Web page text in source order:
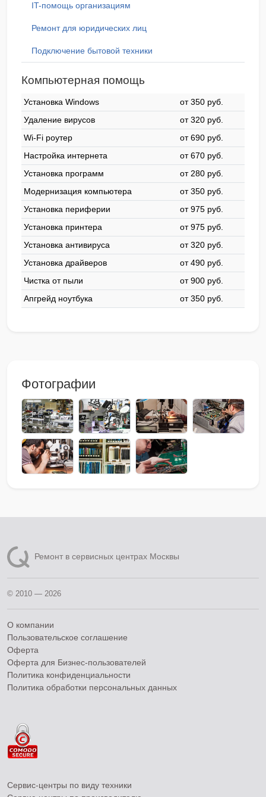
IT-помощь организациям
Ремонт для юридических лиц
Подключение бытовой техники
Компьютерная помощь
Установка Windows
от 350 pyб.
Удаление вирусов
от 320 pyб.
Wi-Fi роутер
от 690 pyб.
Настройка интернета
от 670 pyб.
Установка программ
от 280 pyб.
Модернизация компьютера
от 350 pyб.
Установка периферии
от 975 pyб.
Установка принтера
от 975 pyб.
Установка антивируса
от 320 pyб.
Установка драйверов
от 490 pyб.
Чистка от пыли
от 900 pyб.
Апгрейд ноутбука
от 350 pyб.
Фотографии
Ремонт в сервисных центрах Москвы
© 2010 — 2026
О компании
Пользовательское соглашение
Оферта
Оферта для Бизнес-пользователей
Политика конфиденциальности
Политика обработки персональных данных
Сервис-центры по виду техники